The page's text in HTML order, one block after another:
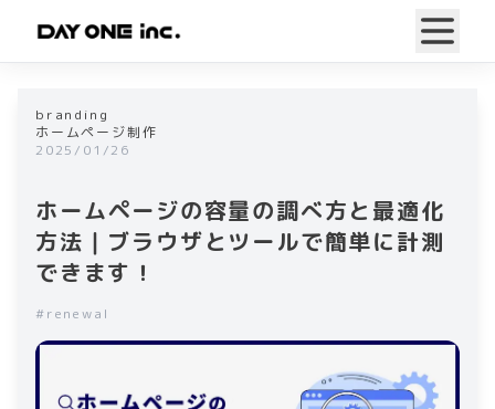
branding
ホームページ制作
2025/01/26
ホームページの容量の調べ方と最適化
方法｜ブラウザとツールで簡単に計測
できます！
#renewal